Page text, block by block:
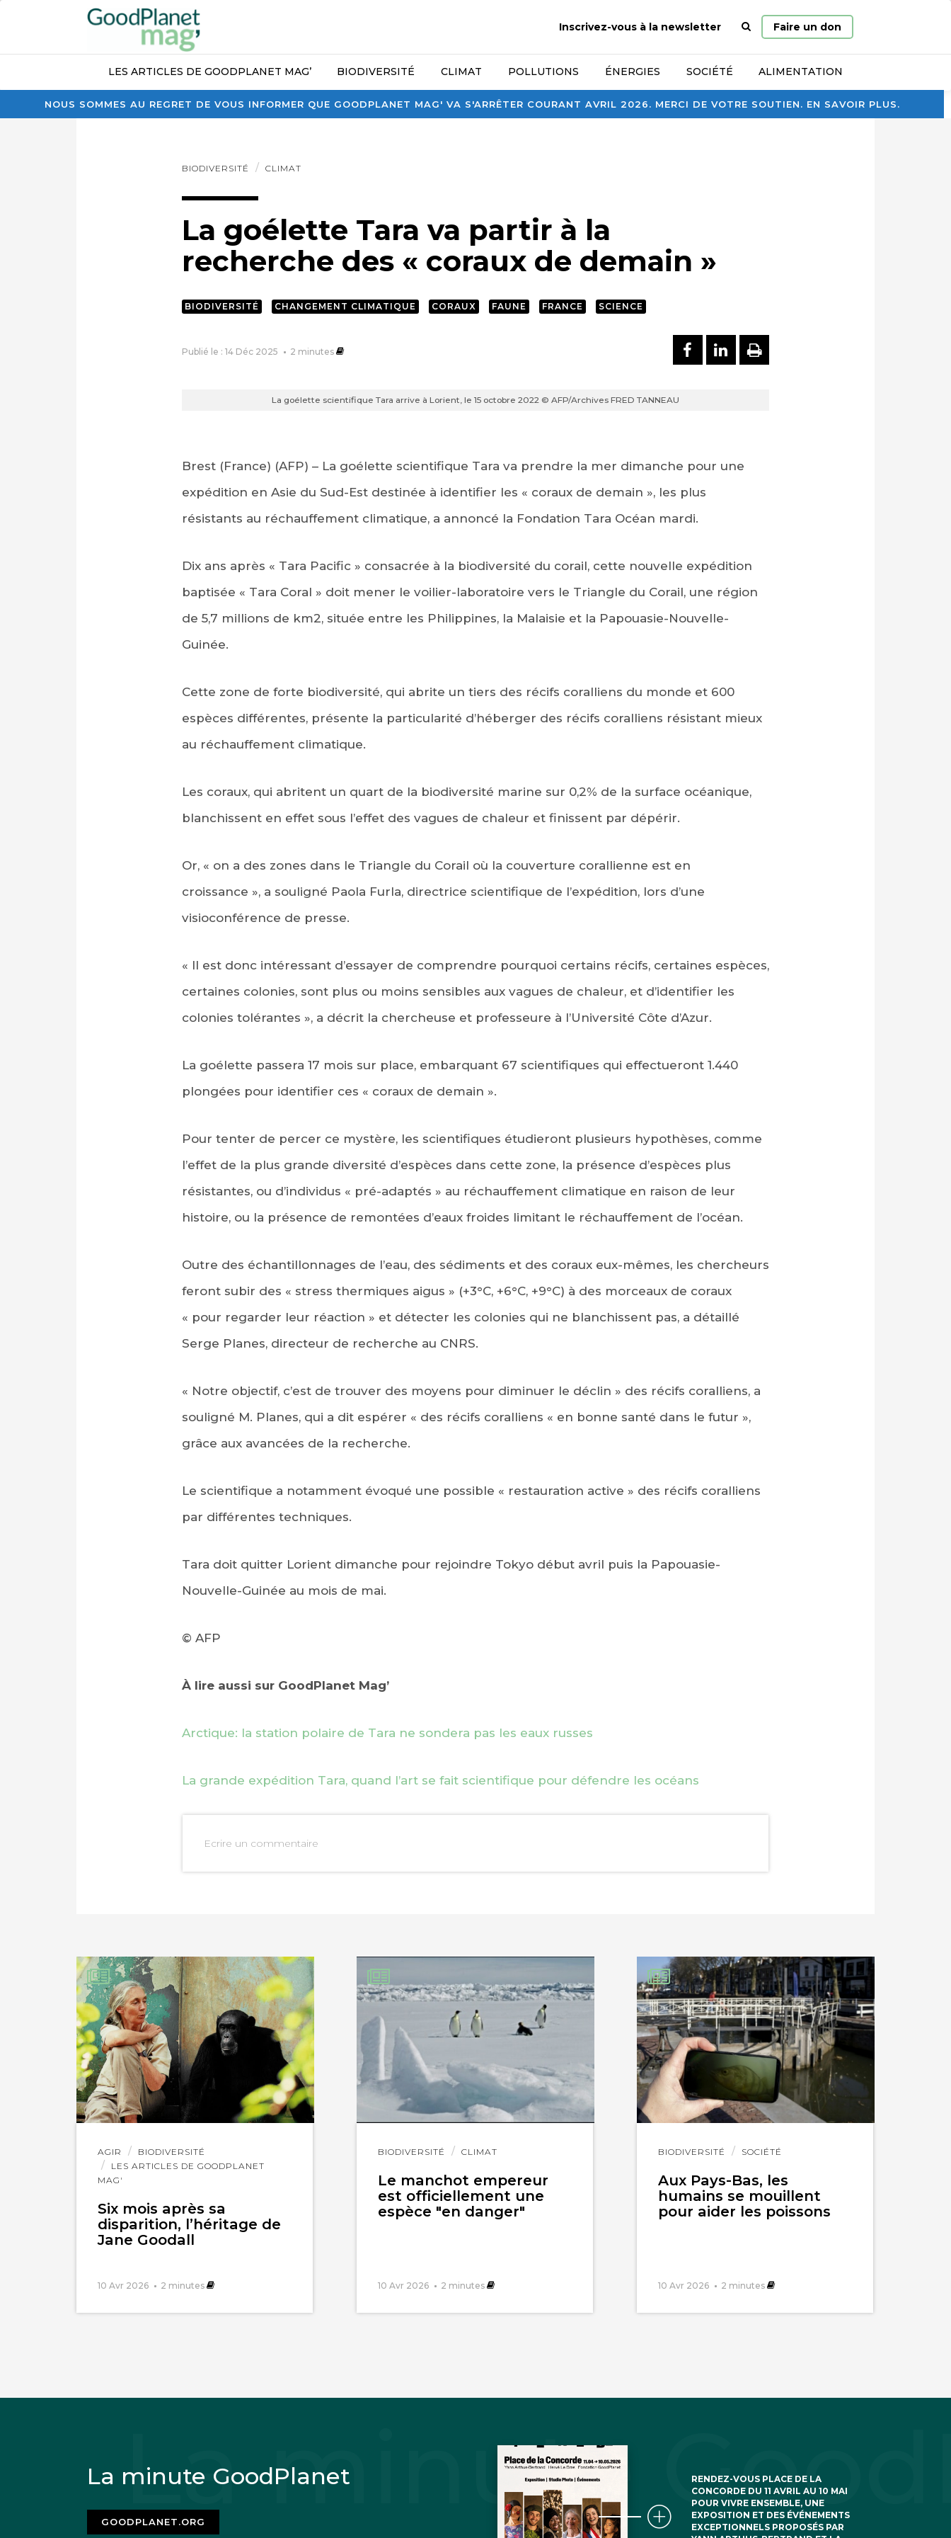
NOUS SOMMES AU REGRET DE VOUS INFORMER QUE GOODPLANET MAG' VA S'ARRÊTER COURANT AVRIL 2026. MERCI DE VOTRE SOUTIEN. EN SAVOIR PLUS.
Inscrivez-vous à la newsletter
Page
d’accueil
Faire un don
LES ARTICLES DE GOODPLANET MAG’ BIODIVERSITÉ CLIMAT POLLUTIONS ÉNERGIES SOCIÉTÉ ALIMENTATION
IMPRIMER
BIODIVERSITÉ CLIMAT
La goélette Tara va partir à la
recherche des « coraux de demain »
BIODIVERSITÉ CHANGEMENT CLIMATIQUE CORAUX FAUNE FRANCE SCIENCE
Publié le : 14 Déc 2025 2 minutes PARTAGER SUR FACEBOOK
PARTAGER SUR
IMPRIMER
La goélette scientifique Tara arrive à Lorient, le 15 octobre 2022 © AFP/Archives FRED TANNEAU
Brest (France) (AFP) – La goélette scientifique Tara va prendre la mer dimanche pour une
expédition en Asie du Sud-Est destinée à identifier les « coraux de demain », les plus
résistants au réchauffement climatique, a annoncé la Fondation Tara Océan mardi.
Dix ans après « Tara Pacific » consacrée à la biodiversité du corail, cette nouvelle expédition
baptisée « Tara Coral » doit mener le voilier-laboratoire vers le Triangle du Corail, une région
de 5,7 millions de km2, située entre les Philippines, la Malaisie et la Papouasie-Nouvelle-
Guinée.
Cette zone de forte biodiversité, qui abrite un tiers des récifs coralliens du monde et 600
espèces différentes, présente la particularité d’héberger des récifs coralliens résistant mieux
au réchauffement climatique.
Les coraux, qui abritent un quart de la biodiversité marine sur 0,2% de la surface océanique,
blanchissent en effet sous l’effet des vagues de chaleur et finissent par dépérir.
Or, « on a des zones dans le Triangle du Corail où la couverture corallienne est en
croissance », a souligné Paola Furla, directrice scientifique de l’expédition, lors d’une
visioconférence de presse.
« Il est donc intéressant d’essayer de comprendre pourquoi certains récifs, certaines espèces,
certaines colonies, sont plus ou moins sensibles aux vagues de chaleur, et d’identifier les
colonies tolérantes », a décrit la chercheuse et professeure à l’Université Côte d’Azur.
La goélette passera 17 mois sur place, embarquant 67 scientifiques qui effectueront 1.440
plongées pour identifier ces « coraux de demain ».
Pour tenter de percer ce mystère, les scientifiques étudieront plusieurs hypothèses, comme
l’effet de la plus grande diversité d’espèces dans cette zone, la présence d’espèces plus
résistantes, ou d’individus « pré-adaptés » au réchauffement climatique en raison de leur
histoire, ou la présence de remontées d’eaux froides limitant le réchauffement de l’océan.
Outre des échantillonnages de l’eau, des sédiments et des coraux eux-mêmes, les chercheurs
feront subir des « stress thermiques aigus » (+3°C, +6°C, +9°C) à des morceaux de coraux
« pour regarder leur réaction » et détecter les colonies qui ne blanchissent pas, a détaillé
Serge Planes, directeur de recherche au CNRS.
« Notre objectif, c’est de trouver des moyens pour diminuer le déclin » des récifs coralliens, a
souligné M. Planes, qui a dit espérer « des récifs coralliens « en bonne santé dans le futur »,
grâce aux avancées de la recherche.
Le scientifique a notamment évoqué une possible « restauration active » des récifs coralliens
par différentes techniques.
Tara doit quitter Lorient dimanche pour rejoindre Tokyo début avril puis la Papouasie-
Nouvelle-Guinée au mois de mai.
© AFP
À lire aussi sur GoodPlanet Mag’
Arctique: la station polaire de Tara ne sondera pas les eaux russes
La grande expédition Tara, quand l’art se fait scientifique pour défendre les océans
Ecrire un commentaire
AGIR
BIODIVERSITÉ
LES ARTICLES DE GOODPLANET
MAG'
Six mois après sa
disparition, l’héritage de
Jane Goodall
10 Avr 2026 2 minutes
Lire
l'article
BIODIVERSITÉ CLIMAT
Le manchot empereur
est officiellement une
espèce "en danger"
10 Avr 2026 2 minutes
Lire
BIODIVERSITÉ SOCIÉTÉ
Aux Pays-Bas, les
humains se mouillent
pour aider les poissons
10 Avr 2026 2 minutes
Lire
La minute GoodPlanet
GOODPLANET.ORG
RENDEZ-VOUS PLACE DE LA
CONCORDE DU 11 AVRIL AU 10 MAI
POUR VIVRE ENSEMBLE, UNE
EXPOSITION ET DES ÉVÉNEMENTS
EXCEPTIONNELS PROPOSÉS PAR